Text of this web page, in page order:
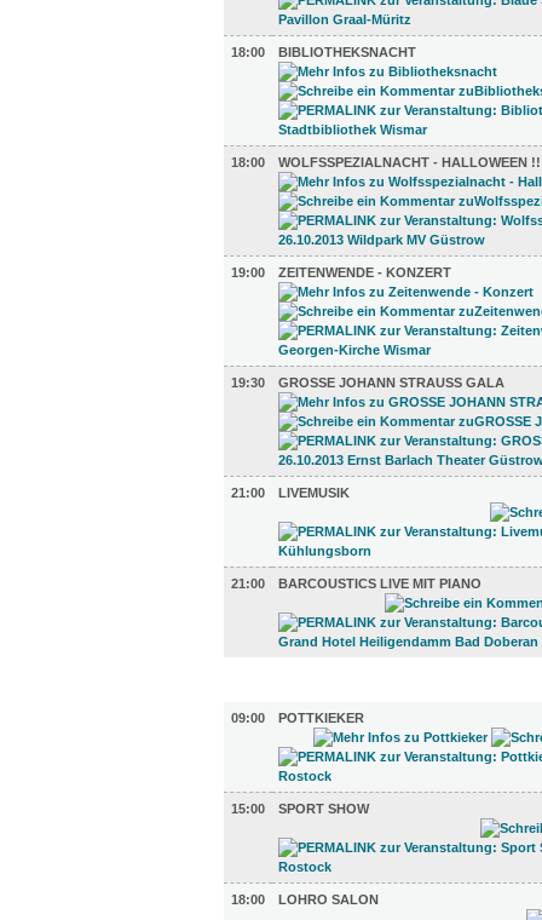
18:00 BIBLIOTHEKSNACHT
18:00 WOLFSSPEZIALNACHT - HALLOWEEN
19:00 ZEITENWENDE - KONZERT
19:30 GROSSE JOHANN STRAUSS GALA
21:00 LIVEMUSIK
21:00 BARCOUSTICS LIVE MIT PIANO
09:00
POTTKIEKER
15:00 SPORT SHOW
18:00 LOHRO SALON